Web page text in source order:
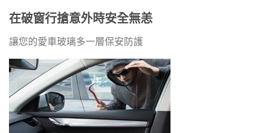
在破窗行搶意外時安全無恙
讓您的愛車玻璃多一層保安防護